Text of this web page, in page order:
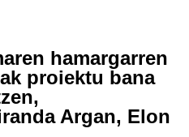
hamargarren
proiektu bana
Argan, Elon